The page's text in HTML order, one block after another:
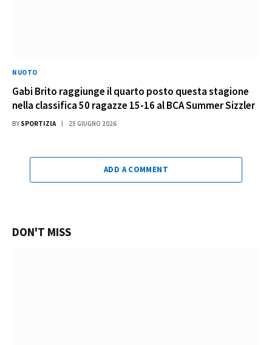
NUOTO
Gabi Brito raggiunge il quarto posto questa stagione
nella classifica 50 ragazze 15-16 al BCA Summer Sizzler
BY SPORTIZIA 25 GIUGNO 2026
ADD A COMMENT
DON'T MISS